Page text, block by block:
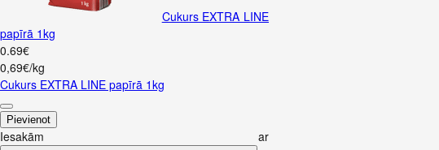
Cukurs EXTRA LINE
papīrā 1kg
0.69€
0,69€/kg
Cukurs EXTRA LINE papīrā 1kg
Pievienot
Iesakām ar